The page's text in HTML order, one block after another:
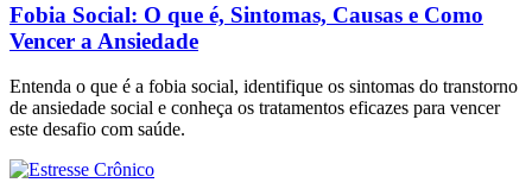
Fobia Social: O que é, Sintomas, Causas e Como
Vencer a Ansiedade
Entenda o que é a fobia social, identifique os sintomas do transtorno
de ansiedade social e conheça os tratamentos eficazes para vencer
este desafio com saúde.